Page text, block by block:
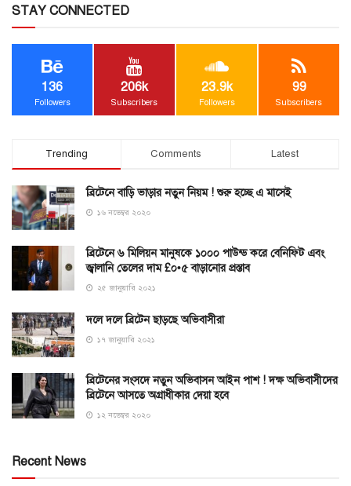
STAY CONNECTED
136
Followers
206k
Subscribers
23.9k
Followers
99
Subscribers
Trending Comments Latest
ব্রিটেনে বাড়ি ভাড়ার নতুন নিয়ম ! শুরু হচ্ছে এ মাসেই
১৬ নভেম্বর ২০২০
ব্রিটেনে ৬ মিলিয়ন মানুষকে ১০০০ পাউন্ড করে বেনিফিট এবং
জ্বালানি তেলের দাম £০•৫ বাড়ানোর প্রস্তাব
২৫ জানুয়ারি ২০২১
দলে দলে ব্রিটেন ছাড়ছে অভিবাসীরা
১৭ জানুয়ারি ২০২১
ব্রিটেনের সংসদে নতুন অভিবাসন আইন পাশ ! দক্ষ অভিবাসীদের
ব্রিটেনে আসতে অগ্রাধীকার দেয়া হবে
১২ নভেম্বর ২০২০
Recent News